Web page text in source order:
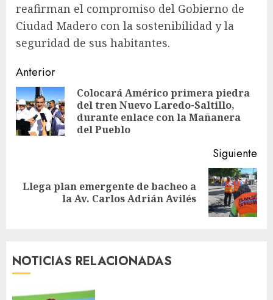
reafirman el compromiso del Gobierno de
Ciudad Madero con la sostenibilidad y la
seguridad de sus habitantes.
Sigue
leyendo
Anterior
Colocará Américo primera piedra
del tren Nuevo Laredo-Saltillo,
durante enlace con la Mañanera
del Pueblo
Siguiente
Siguiente
Llega plan emergente de bacheo a
la Av. Carlos Adrián Avilés
NOTICIAS RELACIONADAS